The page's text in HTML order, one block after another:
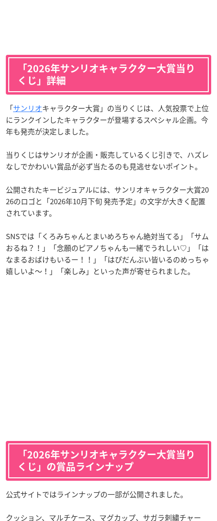
「2026年サンリオキャラクター大賞当り
くじ」詳細
「サンリオキャラクター大賞」の当りくじは、人気投票で上位
にランクインしたキャラクターが登場するスペシャル企画。今
年も発売が決定しました。
当りくじはサンリオが企画・販売しているくじ引きで、ハズレ
なしでかわいい賞品が必ず当たるのも見逃せないポイント。
公開されたキービジュアルには、サンリオキャラクター大賞20
26のロゴと「2026年10月下旬 発売予定」の文字が大きく配置
されています。
SNSでは「くろみちゃんとまいめろちゃん絶対当てる」「サム
おるね？！」「念願のピアノちゃんも一緒でうれしい♡」「は
なまるおばけもいるー！！」「はぴだんぶい皆いるのめっちゃ
嬉しいよ〜！」「楽しみ」といった声が寄せられました。
「2026年サンリオキャラクター大賞当り
くじ」の賞品ラインナップ
公式サイトではラインナップの一部が公開されました。
クッション、マルチケース、マグカップ、サガラ刺繍チャー